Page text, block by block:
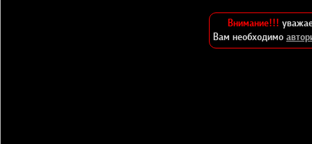
Внимание!!!
Вам необходимо